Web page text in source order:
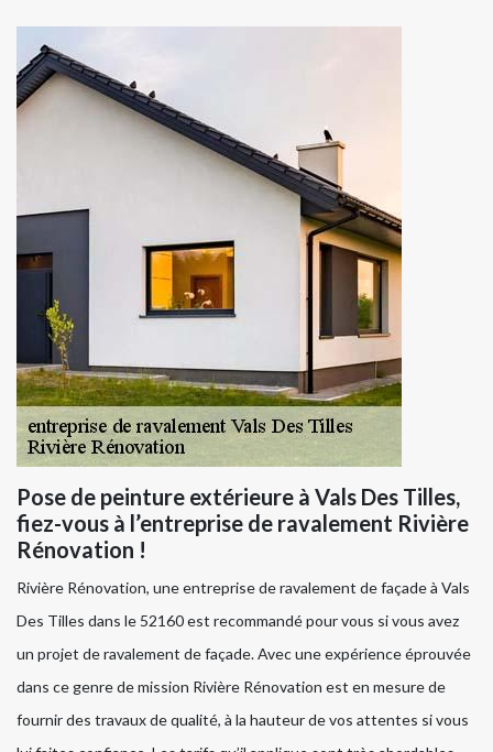
Pose de peinture extérieure à Vals Des Tilles,
fiez-vous à l’entreprise de ravalement Rivière
Rénovation !
Rivière Rénovation, une entreprise de ravalement de façade à Vals
Des Tilles dans le 52160 est recommandé pour vous si vous avez
un projet de ravalement de façade. Avec une expérience éprouvée
dans ce genre de mission Rivière Rénovation est en mesure de
fournir des travaux de qualité, à la hauteur de vos attentes si vous